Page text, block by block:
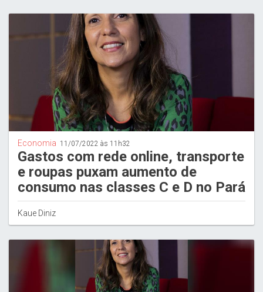
Economia 11/07/2022 às 11h32
Gastos com rede online, transporte
e roupas puxam aumento de
consumo nas classes C e D no Pará
Kaue Diniz